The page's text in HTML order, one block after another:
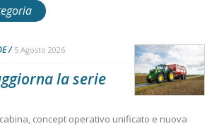
5 Agosto 2026
la serie
concept operativo unificato e nuova